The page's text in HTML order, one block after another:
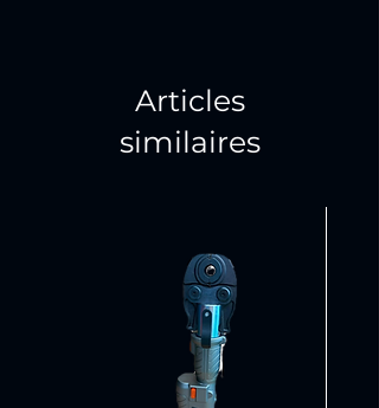
Articles
similaires